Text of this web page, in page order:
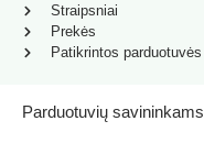
Parduotuvių savininkams
Straipsniai
Prekės
Patikrintos parduotuvės